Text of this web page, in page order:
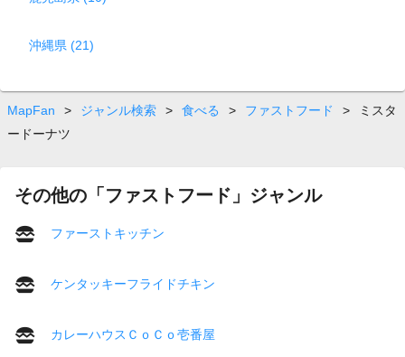
沖縄県 (21)
MapFan > ジャンル検索 > 食べる > ファストフード >
ミスタ
ードーナツ
その他の「ファストフード」ジャンル
ファーストキッチン
ケンタッキーフライドチキン
カレーハウスＣｏＣｏ壱番屋